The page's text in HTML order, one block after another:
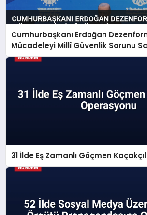
Cumhurbaşkanı Erdoğan
Mücadeleyi Millî Güvenlik Sorunu
31 İlde Eş Zamanlı Göçmen